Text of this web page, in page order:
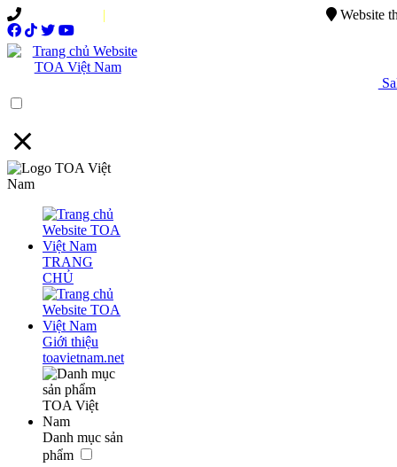
| Website
TRANG
CHỦ
Giới thiệu
toavietnam.net
Danh mục sản
phẩm